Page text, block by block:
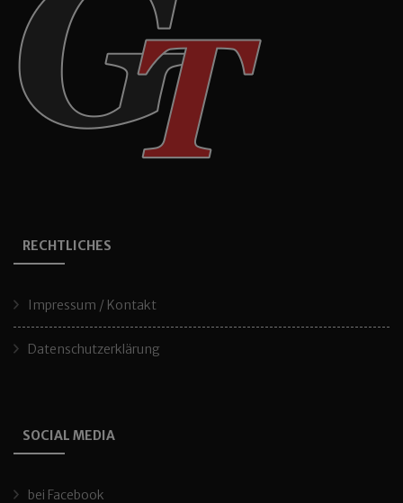
RECHTLICHES
Impressum / Kontakt
Datenschutzerklärung
SOCIAL MEDIA
bei Facebook